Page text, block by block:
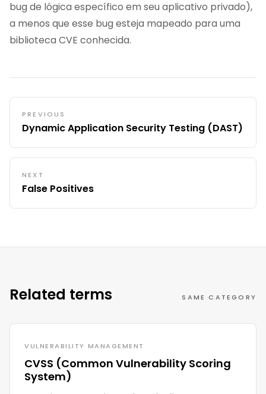
bug de lógica específico em seu aplicativo privado),
a menos que esse bug esteja mapeado para uma
biblioteca CVE conhecida.
PREVIOUS
Dynamic Application Security Testing (DAST)
NEXT
False Positives
Related terms SAME CATEGORY
VULNERABILITY MANAGEMENT
CVSS (Common Vulnerability Scoring
System)